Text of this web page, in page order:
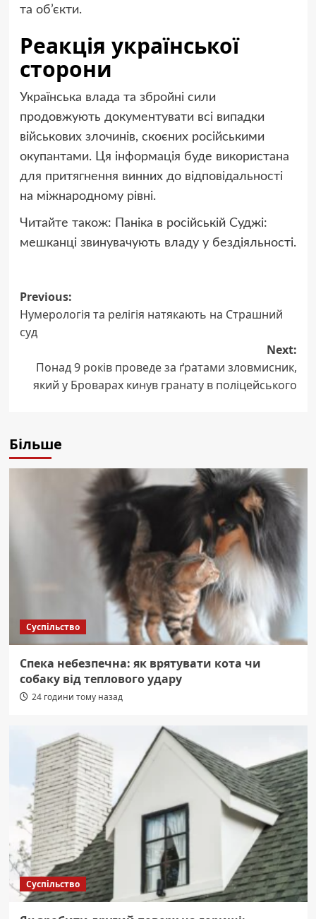
та об’єкти.
Реакція української
сторони
Українська влада та збройні сили
продовжують документувати всі випадки
військових злочинів, скоєних російськими
окупантами. Ця інформація буде використана
для притягнення винних до відповідальності
на міжнародному рівні.
Читайте також: Паніка в російській Суджі:
мешканці звинувачують владу у бездіяльності.
Post
navigation
Previous:
Нумерологія та релігія натякають на Страшний
суд
Next:
Понад 9 років проведе за ґратами зловмисник,
який у Броварах кинув гранату в поліцейського
Більше
Суспільство
Спека небезпечна: як врятувати кота чи
собаку від теплового удару
24 години тому назад
Суспільство